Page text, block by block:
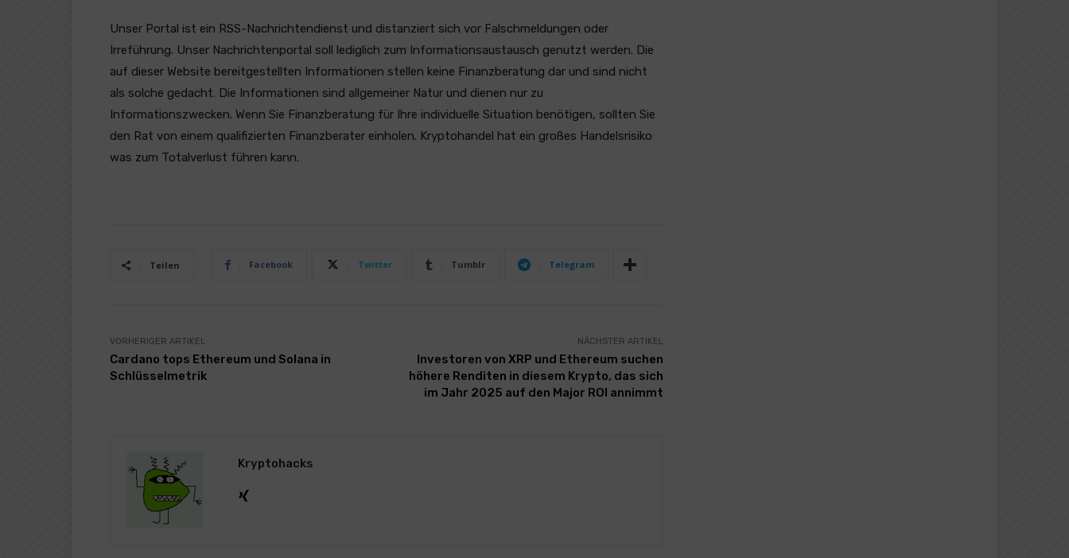
Unser Portal ist ein RSS-Nachrichtendienst und distanziert sich vor Falschmeldungen oder
Irreführung. Unser Nachrichtenportal soll lediglich zum Informationsaustausch genutzt werden. Die
auf dieser Website bereitgestellten Informationen stellen keine Finanzberatung dar und sind nicht
als solche gedacht. Die Informationen sind allgemeiner Natur und dienen nur zu
Informationszwecken. Wenn Sie Finanzberatung für Ihre individuelle Situation benötigen, sollten Sie
den Rat von einem qualifizierten Finanzberater einholen. Kryptohandel hat ein großes Handelsrisiko
was zum Totalverlust führen kann.
Teilen Facebook Twitter Tumblr Telegram
VORHERIGER ARTIKEL
Cardano tops Ethereum und Solana in
Schlüsselmetrik
NÄCHSTER ARTIKEL
Investoren von XRP und Ethereum suchen
höhere Renditen in diesem Krypto, das sich
im Jahr 2025 auf den Major ROI annimmt
Kryptohacks